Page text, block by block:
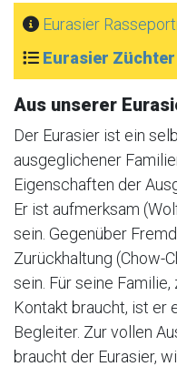
Eurasier
Eurasier Züchter
Aus unserer
Der Eurasier ist ein
ausgeglichener
Eigenschaften der
Er ist aufmerksam
sein. Gegenüber
Zurückhaltung (Chow-
sein. Für seine
Kontakt braucht, ist er
Begleiter. Zur vollen
braucht der Eurasier,